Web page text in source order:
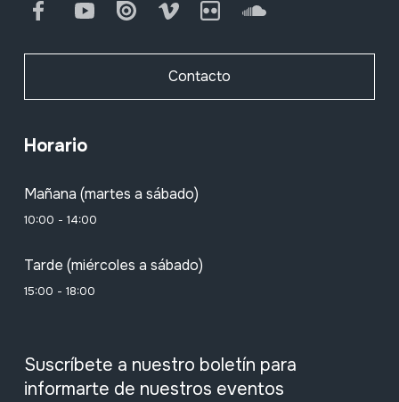
FacebookYoutube Issuu Vimeo Flickr SoundCloud
Contacto
Horario
Mañana (martes a sábado)
10:00 - 14:00
Tarde (miércoles a sábado)
15:00 - 18:00
Suscríbete a nuestro boletín para
informarte de nuestros eventos